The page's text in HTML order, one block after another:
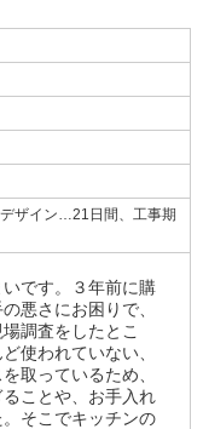
ザイン…21日間、工事期
です。３年前に購
悪さにお困りで、
調査をしたとこ
使われていない、
取っているため、
ことや、お手入れ
そこでキッチンの